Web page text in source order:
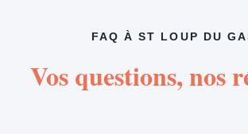
FAQ À ST LOUP DU
Vos questions, nos